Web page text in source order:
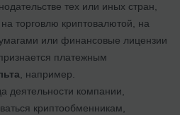
тех или иных стран,
торговлю криптовалютой, на
или финансовые лицензии
платежным
, например.
деятельности компании,
криптообменникам,